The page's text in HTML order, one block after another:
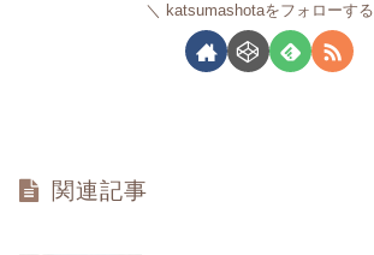
katsumashotaをフォローする
関連記事